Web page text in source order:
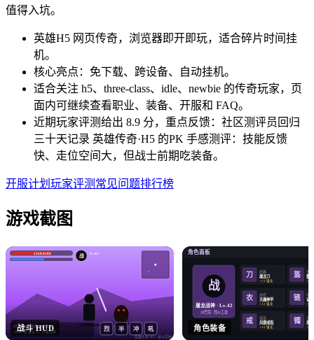
值得入坑。
英雄H5 网页传奇，浏览器即开即玩，适合碎片时间挂
机。
核心亮点：免下载、跨设备、自动挂机。
适合关注 h5、three-class、idle、newbie 的传奇玩家，页
面内可继续查看职业、装备、开服和 FAQ。
近期玩家评测给出 8.9 分，重点反馈：社区测评员回归
三十天记录 英雄传奇·H5 的PK 手感测评：技能反馈
快、走位空间大，但战士前期吃装备。
开服计划 玩家评测 常见问题排行榜
游戏截图
3260/4180 战 Lv.42
烈 半 冲 吼
[行会] 沙巴克晚 8 点集合！
[世界] 收 屠龙刀，价格私聊
英雄传奇·H5· 战斗实拍
战斗 HUD
角色面板
战
屠龙战神 · Lv.42
沙巴克 · 烈火工会
刀 武器
屠龙刀
+12 强化
盔 头盔
霸
+12
衣 战衣
天魔神甲
+12 强化
链 项链
记
+12
戒 戒指
凤凰戒指
+12 强化
镯 手镯
思
+12
角色装备